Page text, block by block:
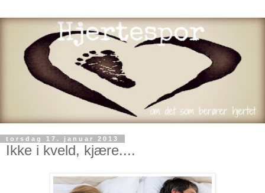
torsdag 17. januar 2013
Ikke i kveld, kjære....